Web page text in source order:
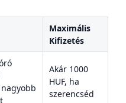
Maximális
Kifizetés
Akár 1000
HUF, ha
szerencséd